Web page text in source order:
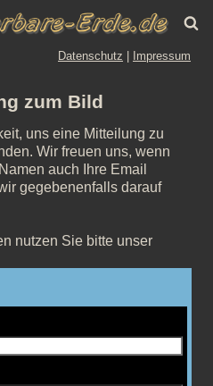
Datenschutz Impressum
zum Bild
uns eine Mitteilung zu
Wir freuen uns, wenn
auch Ihre Email
gegebenenfalls darauf
nutzen Sie bitte unser